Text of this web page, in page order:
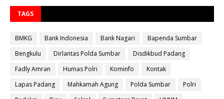
TAGS
BMKG Bank Indonesia Bank Nagari
Bapenda Sumbar
Bengkulu
Dirlantas Polda Sumbar
Disdikbud Padang
Fadly Amran
Humas Polri Kominfo
Kontak
Lapas Padang
Mahkamah Agung Polda Sumbar
Polri